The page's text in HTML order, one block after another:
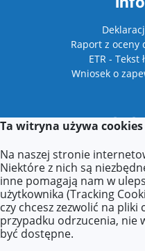
Raport z oceny
ETR - Tekst
Wniosek o
Plac
62-
Ta witryna używa cookies
Na naszej stronie
Niektóre z nich są
inne pomagają nam w
użytkownika (Tracking
czy chcesz zezwolić na
przypadku odrzucenia, nie
być dostępne.